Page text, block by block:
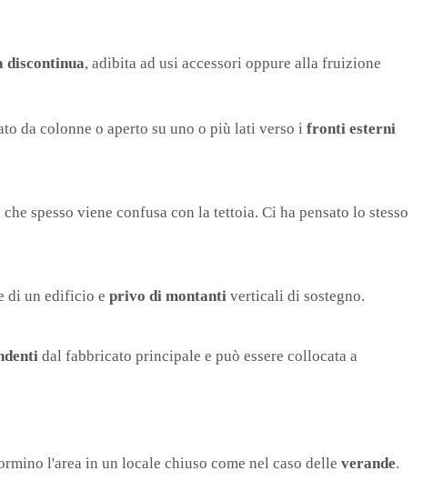
discontinua, adibita ad usi accessori oppure alla fruizione
da colonne o aperto su uno o più lati verso i fronti esterni
che spesso viene confusa con la tettoia. Ci ha pensato lo stesso
di un edificio e privo di montanti verticali di sostegno.
dal fabbricato principale e può essere collocata a
l'area in un locale chiuso come nel caso delle verande.